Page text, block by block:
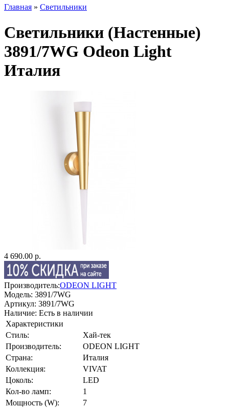
Главная » Светильники
Светильники (Настенные)
3891/7WG Odeon Light
Италия
4 690.00 р.
Производитель:ODEON LIGHT
Модель: 3891/7WG
Артикул: 3891/7WG
Наличие: Есть в наличии
Характеристики
Стиль:
Хай-тек
Производитель:
ODEON LIGHT
Страна:
Италия
Коллекция:
VIVAT
Цоколь:
LED
Кол-во ламп:
1
Мощность (W):
7